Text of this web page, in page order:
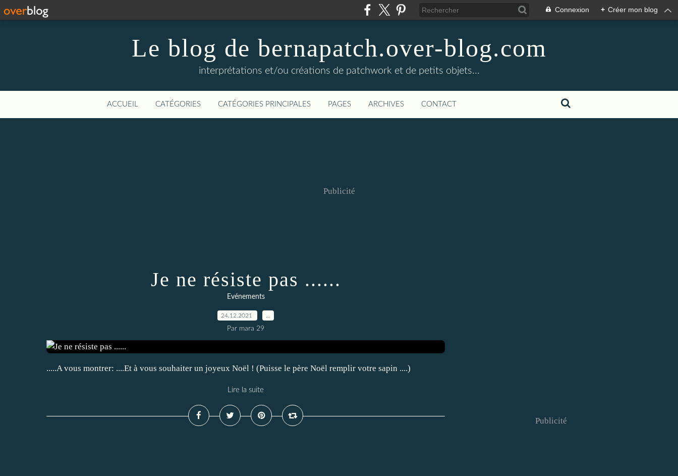
Connexion + Créer mon blog
Le blog de bernapatch.over-blog.com
interprétations et/ou créations de patchwork et de petits objets...
ACCUEIL CATÉGORIES CATÉGORIES PRINCIPALES PAGES ARCHIVES CONTACT
Publicité
Je ne résiste pas ......
Evénements
24.12.2021
Par mara 29
.....A vous montrer: ....Et à vous souhaiter un joyeux Noël ! (Puisse le père Noël remplir votre sapin ....)
Lire la suite
Publicité